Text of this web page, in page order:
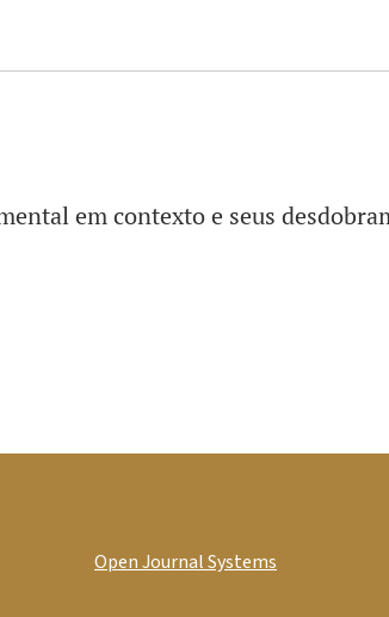
em contexto e seus
Open Journal Systems